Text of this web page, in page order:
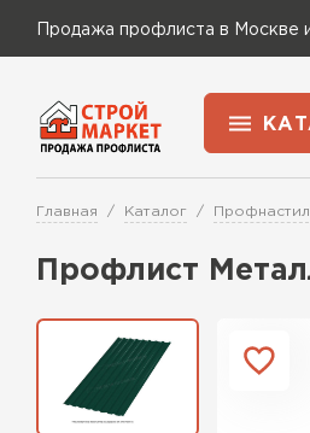
Продажа профлиста в Москве
Главная Каталог
Профлист